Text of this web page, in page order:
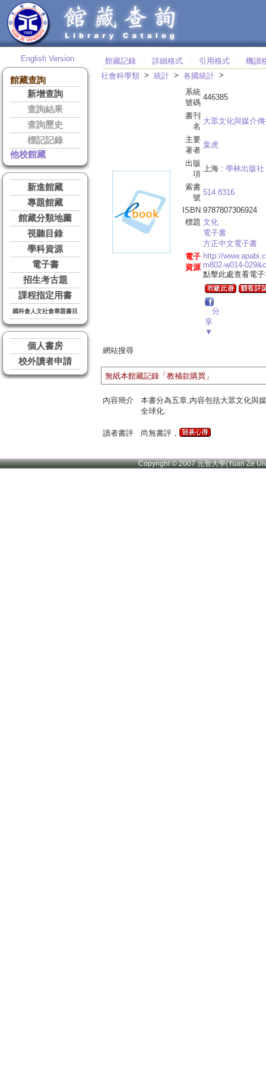
English Version
館藏查詢
新增查詢
查詢結果
查詢歷史
標記記錄
他校館藏
新進館藏
專題館藏
館藏分類地圖
視聽目錄
學科資源
電子書
招生考古題
課程指定用書
國科會人文社會專題書目
個人書房
校外讀者申請
館藏記錄 ‧ 詳細格式 ‧ 引用格式 ‧
機讀
社會科學類 > 統計 > 各國統計 >
系統
號碼
446385
書刊
名
大眾文化與媒介
主要
著者
葉虎
出版
項
上海 : 學林出版社
索書
號
514.8316
ISBN 9787807306924
標題 文化
電子書
方正中文電子書
電子
資源
http://
m802-w014-
點擊此處查看電
分
享
▼
網站搜尋
無紙本館藏記錄「教補款購買」
內容簡介
本書分為五章,內容包括大眾文化與
全球化.
讀者書評 尚無書評，
Copyright © 2007 元智大學(Yuan Ze